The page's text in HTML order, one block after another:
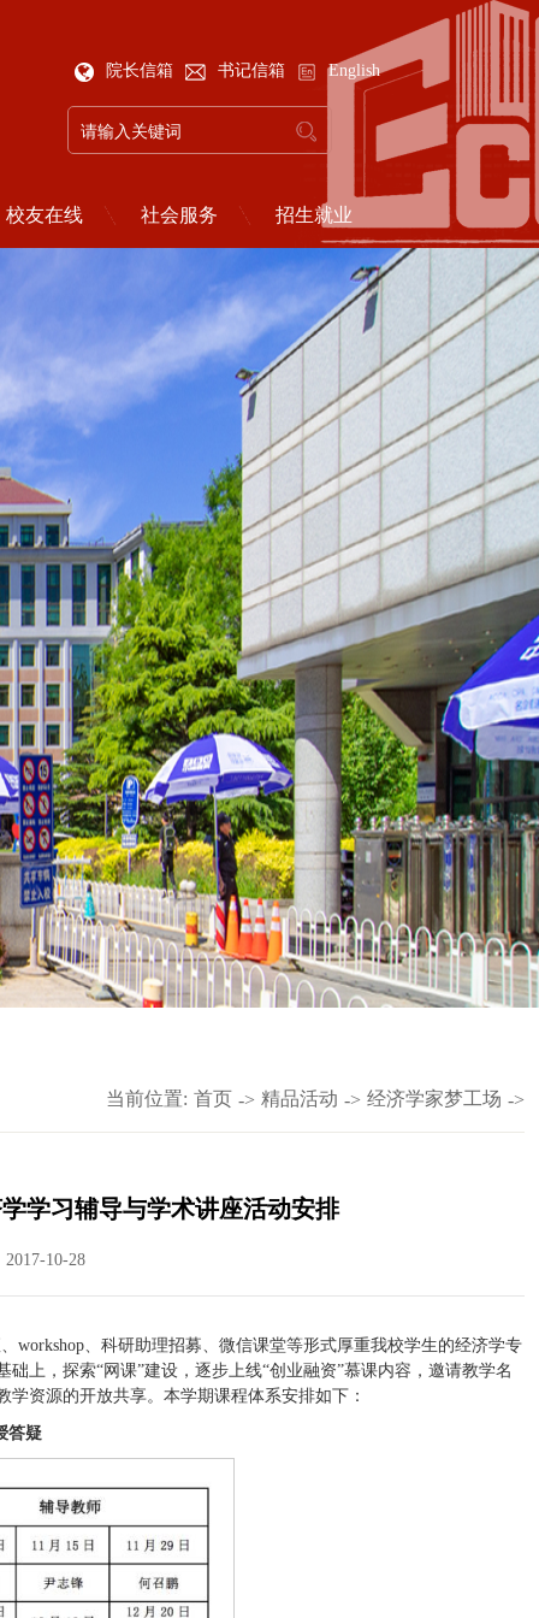
院长信箱 书记信箱 English
校友在线 社会服务 招生就业
当前位置: 首页 -> 精品活动 -> 经济学家梦工场 ->
学习辅导与学术讲座活动安排
10-28
workshop、科研助理招募、微信课堂等形式厚重我校学生的经济学专
上，探索“网课”建设，逐步上线“创业融资”慕课内容，邀请教学名
资源的开放共享。本学期课程体系安排如下：
答疑